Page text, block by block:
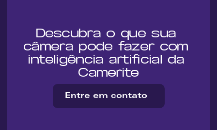
Descubra o que sua
câmera pode fazer com
inteligência artificial da
Camerite
Entre em contato